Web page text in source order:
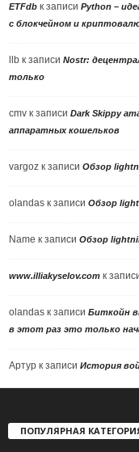
ETFdb к записиPython –
с блокчейном и
llb к записиNostr:
только
cmv к записиDark Skippy
аппаратных кошельков
vargoz к записиОбзор
olandas к записиОбзор
Name к записиОбзор
www.illiakyselov.com к
olandas к записиБиткойн
в этот раз это только
Артур к записиИстория
ПОПУЛЯРНАЯ